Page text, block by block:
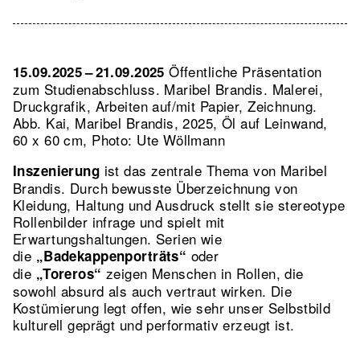
15.09.2025 – 21.09.2025Öffentliche Präsentation
zum Studienabschluss. Maribel Brandis. Malerei,
Druckgrafik, Arbeiten auf/mit Papier, Zeichnung.
Abb. Kai, Maribel Brandis, 2025, Öl auf Leinwand,
60 x 60 cm, Photo: Ute Wöllmann
Inszenierung ist das zentrale Thema von Maribel
Brandis. Durch bewusste Überzeichnung von
Kleidung, Haltung und Ausdruck stellt sie stereotype
Rollenbilder infrage und spielt mit
Erwartungshaltungen. Serien wie
die „Badekappenporträts“ oder
die „Toreros“ zeigen Menschen in Rollen, die
sowohl absurd als auch vertraut wirken. Die
Kostümierung legt offen, wie sehr unser Selbstbild
kulturell geprägt und performativ erzeugt ist.